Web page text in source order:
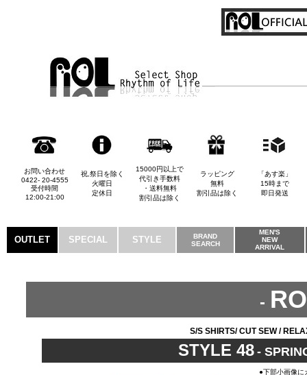
お問い合わせ
0422- 20-4555
受付時間
12:00-21:00
祝,祭日を除く
火曜日
定休日
15000円以上で
代引き手数料
・送料無料
割引品は除く
ラッピング
無料
割引品は除く
「あす楽」
15時まで
即日発送
OUTLET SPECIAL STYLE
BRAND
SEARCH
MEN'S
NEW
ARRIVAL
-
S/S SHIRTS/ CUT SEW /